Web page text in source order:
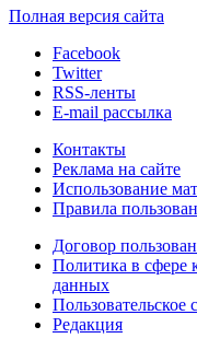
Полная версия сайта
Facebook
Twitter
RSS-ленты
E-mail рассылка
Контакты
Реклама на сайте
Использование
Правила
Договор
Политика в сфере
данных
Пользовательское
Редакция